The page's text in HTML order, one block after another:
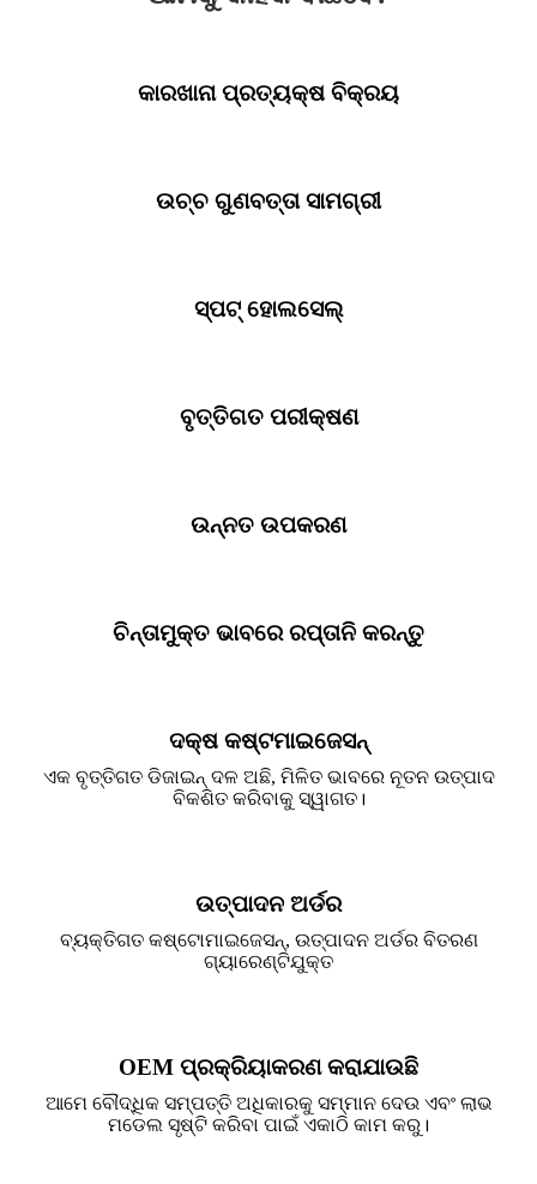
କାରଖାନା ପ୍ରତ୍ୟକ୍ଷ ବିକ୍ରୟ
ଉଚ୍ଚ ଗୁଣବତ୍ତା ସାମଗ୍ରୀ
ସ୍ପଟ୍ ହୋଲସେଲ୍
ବୃତ୍ତିଗତ ପରୀକ୍ଷଣ
ଉନ୍ନତ ଉପକରଣ
ଚିନ୍ତାମୁକ୍ତ ଭାବରେ ରପ୍ତାନି କରନ୍ତୁ
ଦକ୍ଷ କଷ୍ଟମାଇଜେସନ୍
ଏକ ବୃତ୍ତିଗତ ଡିଜାଇନ୍ ଦଳ ଅଛି, ମିଳିତ ଭାବରେ ନୂତନ ଉତ୍ପାଦ
ବିକଶିତ କରିବାକୁ ସ୍ୱାଗତ।
ଉତ୍ପାଦନ ଅର୍ଡର
ବ୍ୟକ୍ତିଗତ କଷ୍ଟୋମାଇଜେସନ୍, ଉତ୍ପାଦନ ଅର୍ଡର ବିତରଣ
ଗ୍ୟାରେଣ୍ଟିଯୁକ୍ତ
OEM ପ୍ରକ୍ରିୟାକରଣ କରାଯାଉଛି
ଆମେ ବୌଦ୍ଧିକ ସମ୍ପତ୍ତି ଅଧିକାରକୁ ସମ୍ମାନ ଦେଉ ଏବଂ ଲାଭ
ମଡେଲ ସୃଷ୍ଟି କରିବା ପାଇଁ ଏକାଠି କାମ କରୁ।